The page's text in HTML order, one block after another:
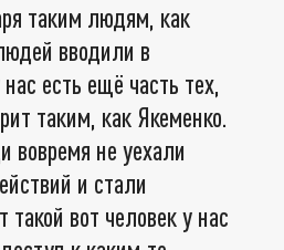
таким людям, как
вводили в
есть ещё часть тех,
таким, как Якеменко.
вовремя не уехали
и стали
вот человек у нас